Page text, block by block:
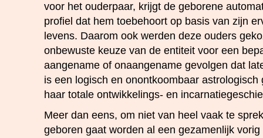
voor het ouderpaar, krijgt de geborene
profiel dat hem toebehoort op basis van zijn
levens. Daarom ook werden deze ouders
onbewuste keuze van de entiteit voor een
aangename of onaangename gevolgen dat
is een logisch en onontkoombaar
haar totale ontwikkelings- en
Meer dan eens, om niet van heel vaak te
geboren gaat worden al een gezamenlijk